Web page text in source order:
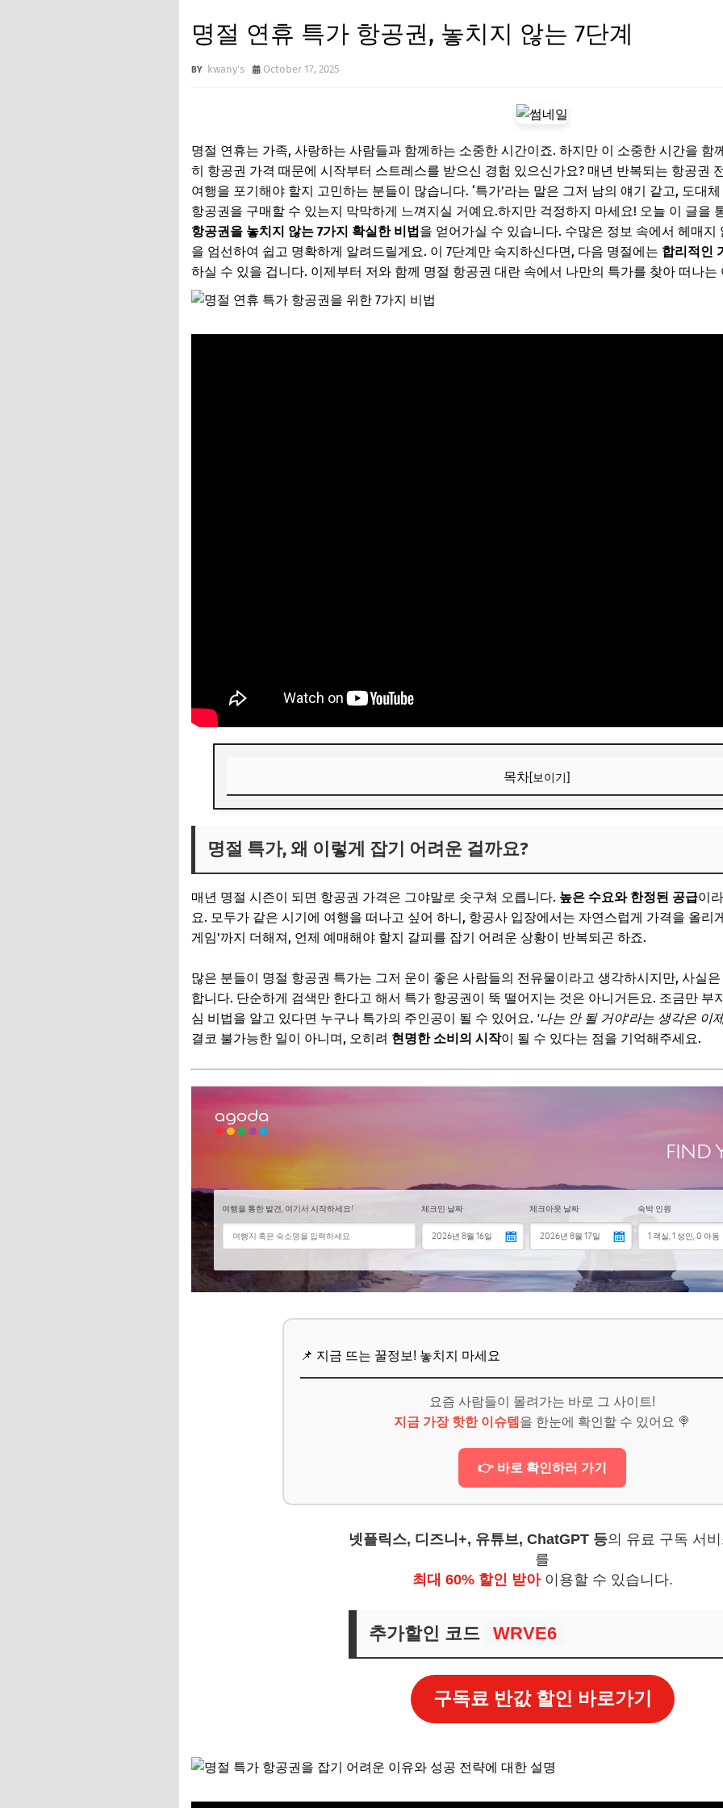
명절 연휴 특가 항공권, 놓치지 않는 7단계
kwany's October 17, 2025
명절 연휴는 가족, 사랑하는 사람들과 함께하는 소중한 시간이죠. 하지만 이 소중한 시간을 함
히 항공권 가격 때문에 시작부터 스트레스를 받으신 경험 있으신가요? 매년 반복되는 항공권
여행을 포기해야 할지 고민하는 분들이 많습니다. ‘특가’라는 말은 그저 남의 얘기 같고, 도대
항공권을 구매할 수 있는지 막막하게 느껴지실 거예요.하지만 걱정하지 마세요! 오늘 이 글을
항공권을 놓치지 않는 7가지 확실한 비법을 얻어가실 수 있습니다. 수많은 정보 속에서 헤매
을 엄선하여 쉽고 명확하게 알려드릴게요. 이 7단계만 숙지하신다면, 다음 명절에는 합리적인
하실 수 있을 겁니다. 이제부터 저와 함께 명절 항공권 대란 속에서 나만의 특가를 찾아 떠나는
목차[보이기]
📌 지금 뜨는 꿀정보! 놓치지 마세요
특가 항공권 잡는 첫걸음: '유연한 일정'의 마법
주말-평일, 연휴 앞뒤 활용법
특정 요일 피하기
📌 지금 뜨는 꿀정보! 놓치지 마세요
추가할인 코드 WRVE6
타이밍이 전부! 얼리버드 vs. 막차 특가 전략
얼리버드: 미리미리 준비하는 자의 여유
막차 특가: 담대한 자의 마지막 기회
📌 지금 뜨는 꿀정보! 놓치지 마세요
추가할인 코드 WRVE6
숨겨진 보석 찾기: 저가 항공사 및 경유편 활용
경유편, 시간을 투자하면 돈이 아껴진다
📌 지금 뜨는 꿀정보! 놓치지 마세요
추가할인 코드 WRVE6
스카이스캐너, 구글 플라이트 제대로 활용하기
추가할인 코드 WRVE6
마지막 퍼즐 조각: 항공사 공식 프로모션 & 카드 할인
공식 홈페이지는 늘 주시해야 합니다
📌 지금 뜨는 꿀정보! 놓치지 마세요
Q. 어느 항공권 비교 사이트가 가장 정확한가요?
명절 특가, 왜 이렇게 잡기 어려운 걸까요?
매년 명절 시즌이 되면 항공권 가격은 그야말로 솟구쳐 오릅니다. 높은 수요와 한정된 공급이
요. 모두가 같은 시기에 여행을 떠나고 싶어 하니, 항공사 입장에서는 자연스럽게 가격을 올리
게임'까지 더해져, 언제 예매해야 할지 갈피를 잡기 어려운 상황이 반복되곤 하죠.
많은 분들이 명절 항공권 특가는 그저 운이 좋은 사람들의 전유물이라고 생각하시지만, 사실은
합니다. 단순하게 검색만 한다고 해서 특가 항공권이 뚝 떨어지는 것은 아니거든요. 조금만 부
심 비법을 알고 있다면 누구나 특가의 주인공이 될 수 있어요. '나는 안 될 거야'라는 생각은 이
결코 불가능한 일이 아니며, 오히려 현명한 소비의 시작이 될 수 있다는 점을 기억해주세요.
📌 지금 뜨는 꿀정보! 놓치지 마세요
요즘 사람들이 몰려가는 바로 그 사이트!
지금 가장 핫한 이슈템 을 한눈에 확인할 수 있어요 🍭
👉 바로 확인하러 가기
넷플릭스, 디즈니+, 유튜브, ChatGPT 등의 유료 구독 서
를
최대 60% 할인 받아이용할 수 있습니다.
추가할인 코드 WRVE6
구독료 반값 할인 바로가기